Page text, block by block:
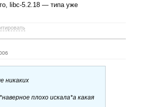
libc-5.2.18 — типа уже
никаких
плохо искала*а какая